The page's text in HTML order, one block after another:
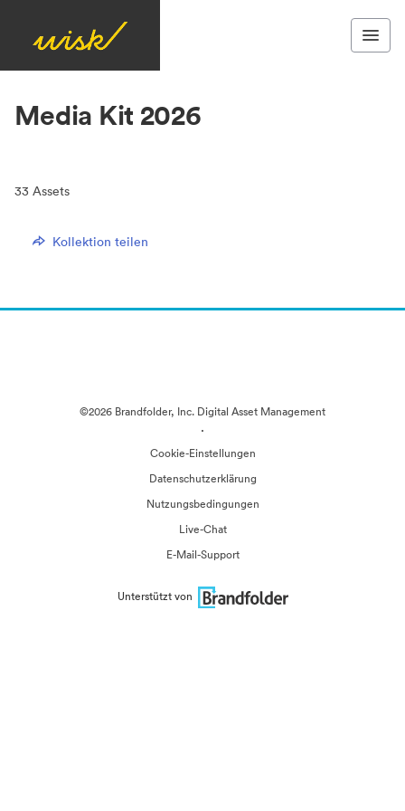
Media Kit 2026
33 Assets
Kollektion teilen
©2026 Brandfolder, Inc. Digital Asset Management
·
Cookie-Einstellungen
Datenschutzerklärung
Nutzungsbedingungen
Live-Chat
E-Mail-Support
Unterstützt von